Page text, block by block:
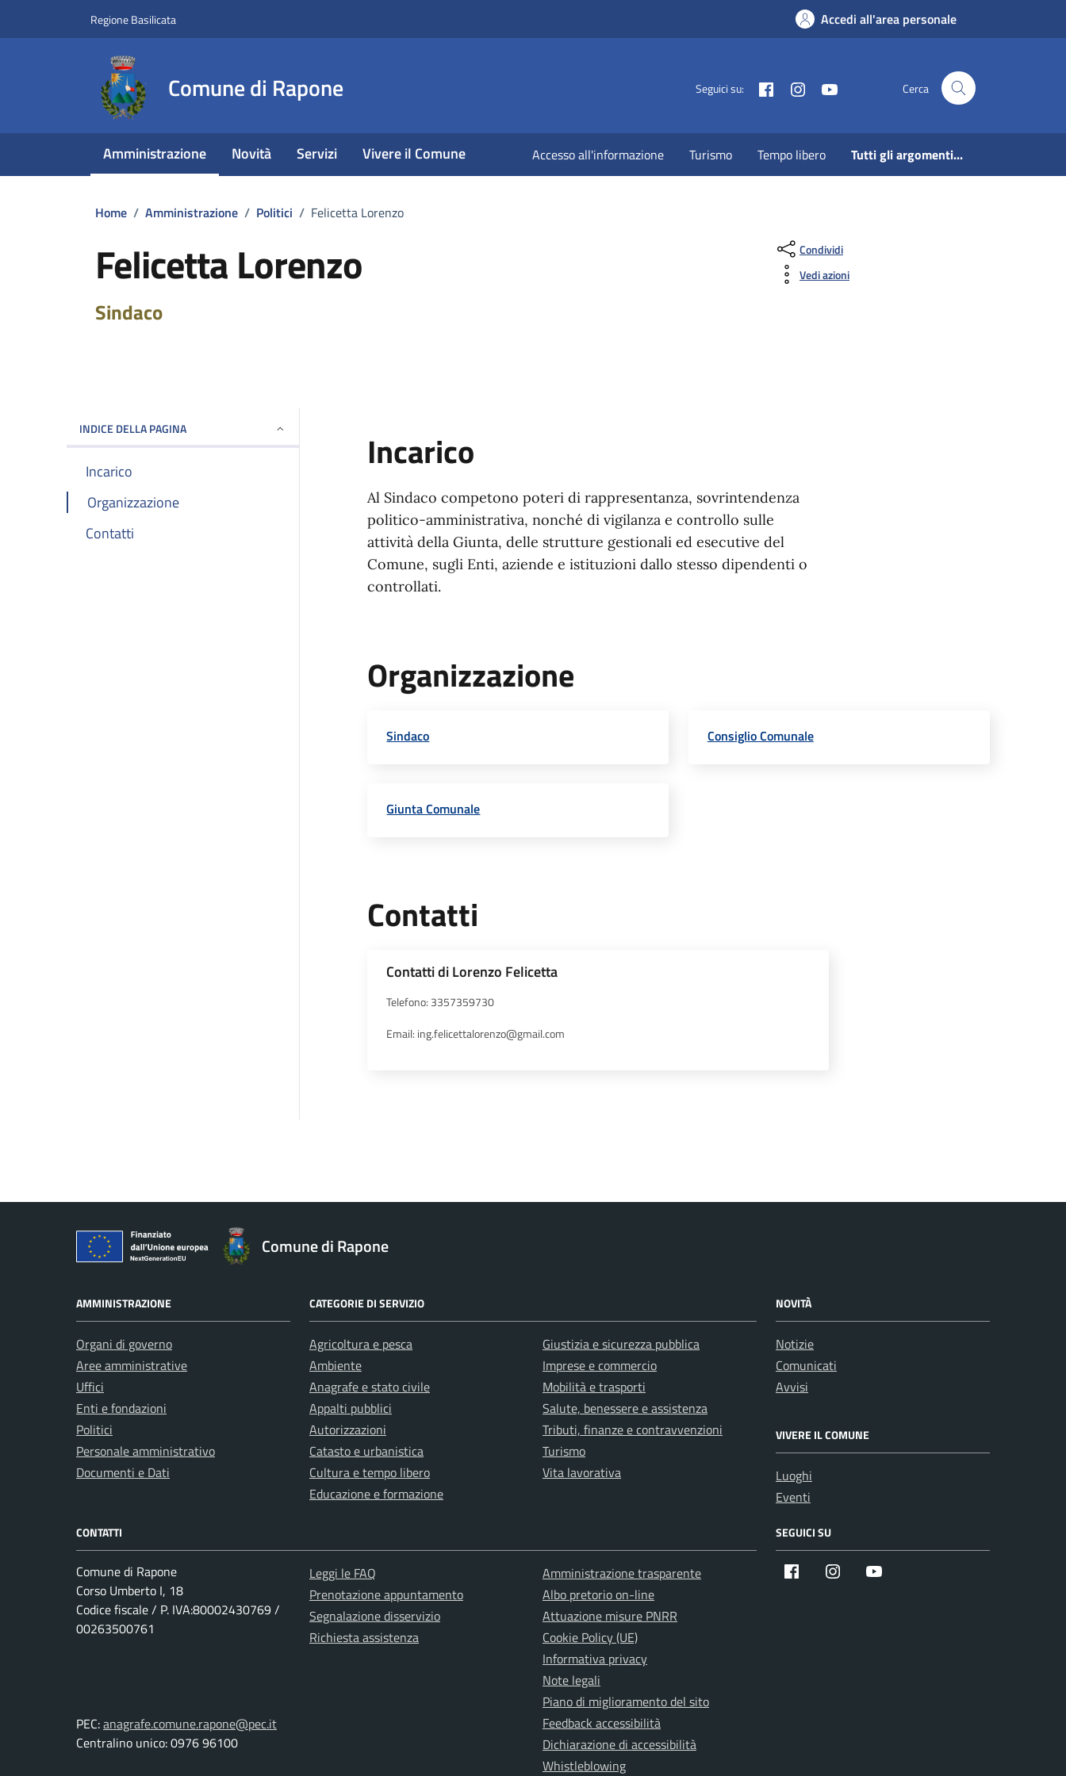
Regione Basilicata Accedi all'area personale
Comune di Rapone Seguici su: FacebookInstagram Cerca
Amministrazione Novità Servizi Vivere il Comune Accesso all'informazione Turismo Tempo libero Tutti gli argomenti...
Home / Amministrazione / Politici / Felicetta Lorenzo
Felicetta Lorenzo
Sindaco
Condividi
Vedi azioni
INDICE DELLA PAGINA
Incarico
Organizzazione
Contatti
Incarico
Al Sindaco competono poteri di rappresentanza, sovrintendenza
politico-amministrativa, nonché di vigilanza e controllo sulle
attività della Giunta, delle strutture gestionali ed esecutive del
Comune, sugli Enti, aziende e istituzioni dallo stesso dipendenti o
controllati.
Organizzazione
Sindaco Consiglio Comunale
Giunta Comunale
Contatti
Contatti di Lorenzo Felicetta
Telefono: 3357359730
Email: ing.felicettalorenzo@gmail.com
Comune di Rapone
AMMINISTRAZIONE
Organi di governo
Aree amministrative
Uffici
Enti e fondazioni
Politici
Personale amministrativo
Documenti e Dati
CATEGORIE DI SERVIZIO
Agricoltura e pesca
Ambiente
Anagrafe e stato civile
Appalti pubblici
Autorizzazioni
Catasto e urbanistica
Cultura e tempo libero
Educazione e formazione
Giustizia e sicurezza pubblica
Imprese e commercio
Mobilità e trasporti
Salute, benessere e assistenza
Tributi, finanze e contravvenzioni
Turismo
Vita lavorativa
NOVITÀ
Notizie
Comunicati
Avvisi
VIVERE IL COMUNE
Luoghi
Eventi
CONTATTI
Comune di Rapone
Corso Umberto I, 18
Codice fiscale / P. IVA:80002430769 /
00263500761
PEC:anagrafe.comune.rapone@pec.it
Centralino unico: 0976 96100
Leggi le FAQ
Prenotazione appuntamento
Segnalazione disservizio
Richiesta assistenza
Amministrazione trasparente
Albo pretorio on-line
Attuazione misure PNRR
Cookie Policy (UE)
Informativa privacy
Note legali
Piano di miglioramento del sito
Feedback accessibilità
Dichiarazione di accessibilità
Whistleblowing
SEGUICI SU
Facebook Instagram